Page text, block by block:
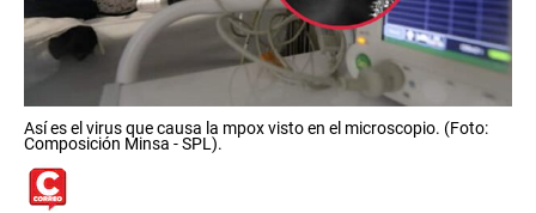
Así es el virus que causa la mpox visto en el microscopio. (Foto:
Composición Minsa - SPL).